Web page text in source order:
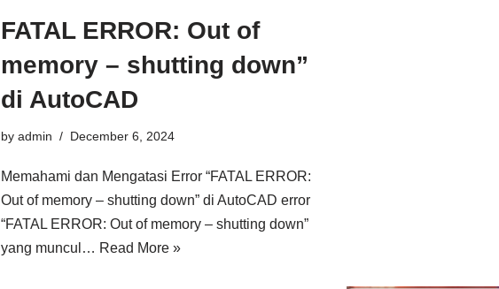
FATAL ERROR: Out of
memory – shutting down”
di AutoCAD
by admin December 6, 2024
Memahami dan Mengatasi Error “FATAL ERROR:
Out of memory – shutting down” di AutoCAD error
“FATAL ERROR: Out of memory – shutting down”
yang muncul… Read More »